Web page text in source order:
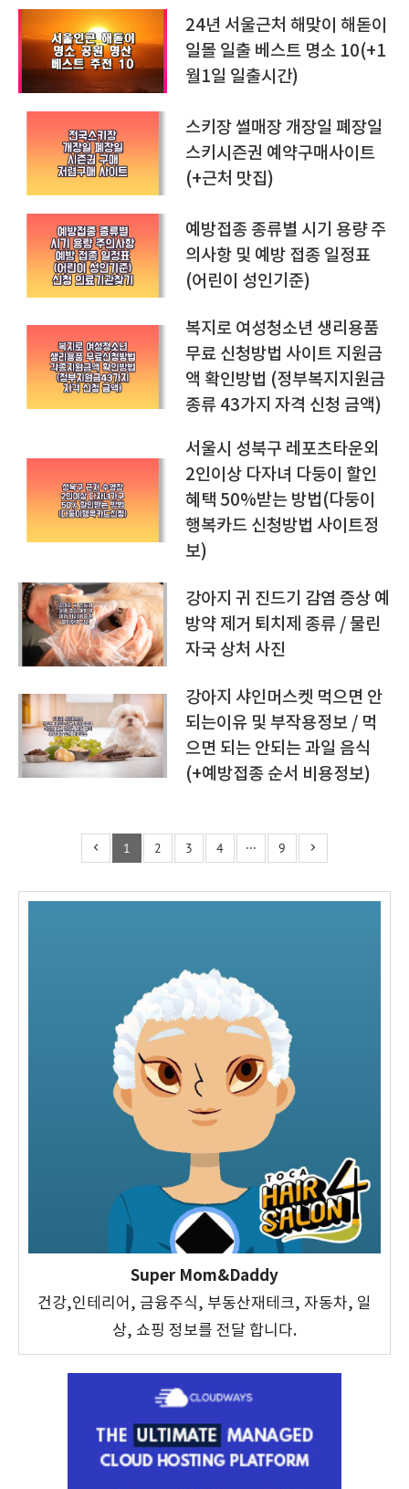
24년 서울근처 해맞이 해돋이
일몰 일출 베스트 명소 10(+1
월1일 일출시간)
스키장 썰매장 개장일 폐장일
스키시즌권 예약구매사이트
(+근처 맛집)
예방접종 종류별 시기 용량 주
의사항 및 예방 접종 일정표
(어린이 성인기준)
복지로 여성청소년 생리용품
무료 신청방법 사이트 지원금
액 확인방법 (정부복지지원금
종류 43가지 자격 신청 금액)
서울시 성북구 레포츠타운외
2인이상 다자녀 다둥이 할인
혜택 50%받는 방법(다둥이
행복카드 신청방법 사이트정
보)
강아지 귀 진드기 감염 증상 예
방약 제거 퇴치제 종류 / 물린
자국 상처 사진
강아지 샤인머스켓 먹으면 안
되는이유 및 부작용정보 / 먹
으면 되는 안되는 과일 음식
(+예방접종 순서 비용정보)
1 2 3 4 ··· 9
Super Mom&Daddy
건강,인테리어, 금융주식, 부동산재테크, 자동차, 일
상, 쇼핑 정보를 전달 합니다.